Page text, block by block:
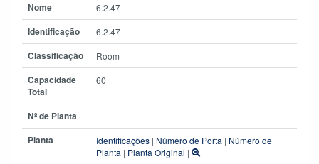
Nome
6.2.47
Identificação 6.2.47
Classificação Room
Capacidade
Total
60
Nº de Planta
Planta
Identificações | Número de Porta | Número de
Planta | Planta Original |